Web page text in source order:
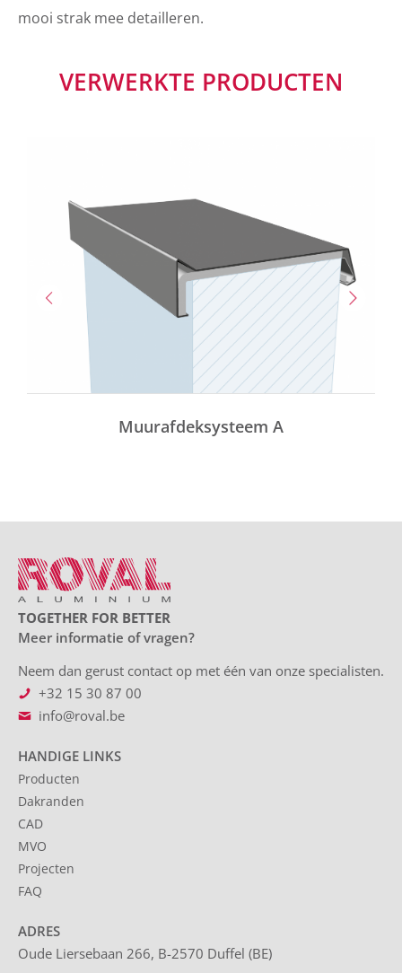
mooi strak mee detailleren.
VERWERKTE PRODUCTEN
Muurafdeksysteem A
TOGETHER FOR BETTER
Meer informatie of vragen?
Neem dan gerust contact op met één van onze specialisten.
+32 15 30 87 00
info@roval.be
HANDIGE LINKS
Producten
Dakranden
CAD
MVO
Projecten
FAQ
ADRES
Oude Liersebaan 266, B-2570 Duffel (BE)